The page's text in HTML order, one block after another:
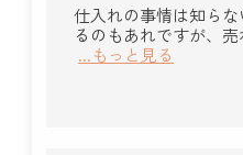
仕入れの事情は知ら
るのもあれですが、
...もっと見る